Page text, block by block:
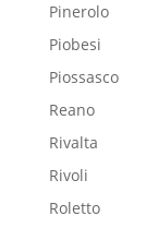
Pinerolo
Piobesi
Piossasco
Reano
Rivalta
Rivoli
Roletto